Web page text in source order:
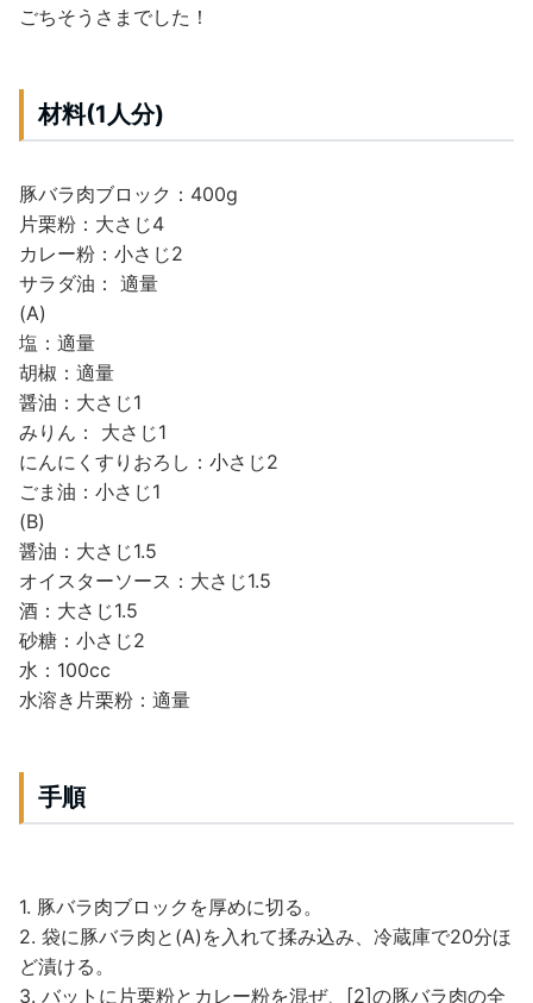
ごちそうさまでした！
材料(1人分)
豚バラ肉ブロック：400g
片栗粉：大さじ4
カレー粉：小さじ2
サラダ油： 適量
(A)
塩：適量
胡椒：適量
醤油：大さじ1
みりん： 大さじ1
にんにくすりおろし：小さじ2
ごま油：小さじ1
(B)
醤油：大さじ1.5
オイスターソース：大さじ1.5
酒：大さじ1.5
砂糖：小さじ2
水：100cc
水溶き片栗粉：適量
手順
1. 豚バラ肉ブロックを厚めに切る。
2. 袋に豚バラ肉と(A)を入れて揉み込み、冷蔵庫で20分ほ
ど漬ける。
3. バットに片栗粉とカレー粉を混ぜ、[2]の豚バラ肉の全